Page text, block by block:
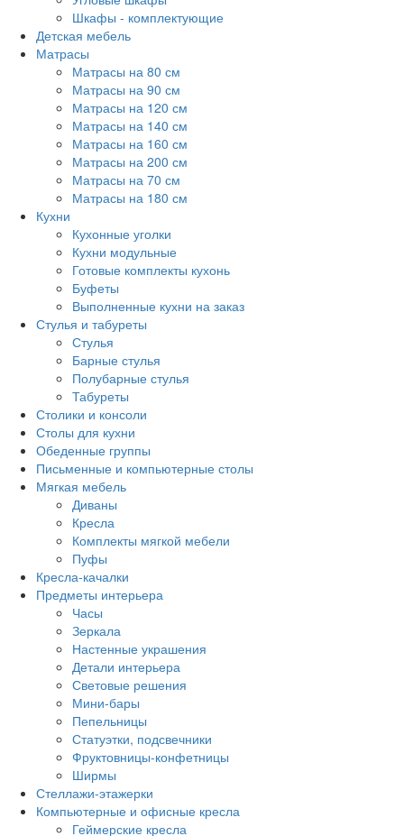
Шкафы - комплектующие
Детская мебель
Матрасы
Матрасы на 80 см
Матрасы на 90 см
Матрасы на 120 см
Матрасы на 140 см
Матрасы на 160 см
Матрасы на 200 см
Матрасы на 70 см
Матрасы на 180 см
Кухни
Кухонные уголки
Кухни модульные
Готовые комплекты кухонь
Буфеты
Выполненные кухни на заказ
Стулья и табуреты
Стулья
Барные стулья
Полубарные стулья
Табуреты
Столики и консоли
Столы для кухни
Обеденные группы
Письменные и компьютерные столы
Мягкая мебель
Диваны
Кресла
Комплекты мягкой мебели
Пуфы
Кресла-качалки
Предметы интерьера
Часы
Зеркала
Настенные украшения
Детали интерьера
Световые решения
Мини-бары
Пепельницы
Статуэтки, подсвечники
Фруктовницы-конфетницы
Ширмы
Стеллажи-этажерки
Компьютерные и офисные кресла
Геймерские кресла